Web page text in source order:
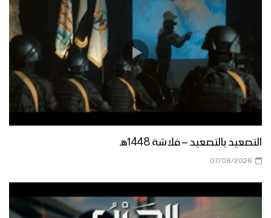
التصعيد بالتصعيد – فلاشة 1448هـ
07/08/2026